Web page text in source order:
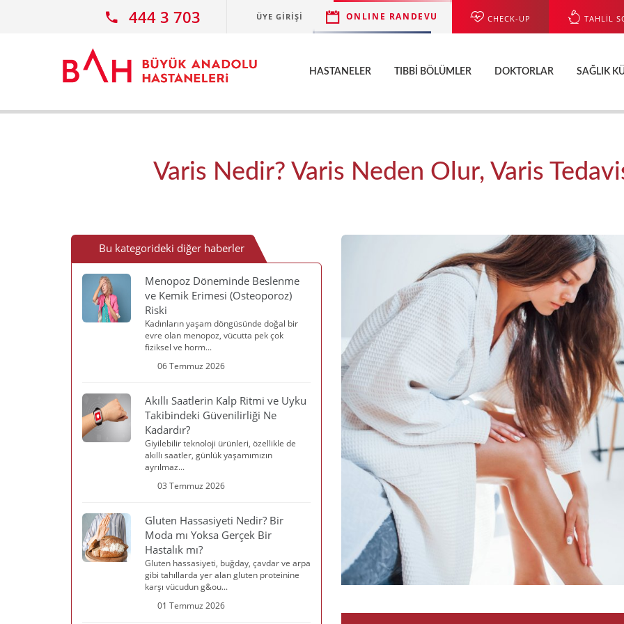
444 3 703 ÜYE GIRIŞI ONLINE RANDEVU CHECK-UP TAHLİL
HASTANELER TIBBI BÖLÜMLER DOKTORLAR SAĞLIK
Varis Nedir? Varis Neden Olur, Varis
Bu kategorideki diğer haberler
Menopoz Döneminde Beslenme
ve Kemik Erimesi (Osteoporoz)
Riski
Kadınların yaşam döngüsünde doğal bir
evre olan menopoz, vücutta pek çok
fiziksel ve horm...
06 Temmuz 2026
Akıllı Saatlerin Kalp Ritmi ve Uyku
Takibindeki Güvenilirliği Ne
Kadardır?
Giyilebilir teknoloji ürünleri, özellikle de
akıllı saatler, günlük yaşamımızın
ayrılmaz...
03 Temmuz 2026
Gluten Hassasiyeti Nedir? Bir
Moda mı Yoksa Gerçek Bir
Hastalık mı?
Gluten hassasiyeti, buğday, çavdar ve arpa
gibi tahıllarda yer alan gluten proteinine
karşı vücudun g&ou...
01 Temmuz 2026